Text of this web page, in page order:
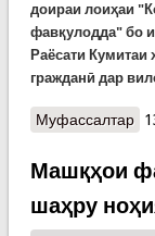
доираи лоиҳаи
фавқулодда" бо
Раёсати
гражданӣ дар
Муфассалтаро
Машқҳои
шаҳру